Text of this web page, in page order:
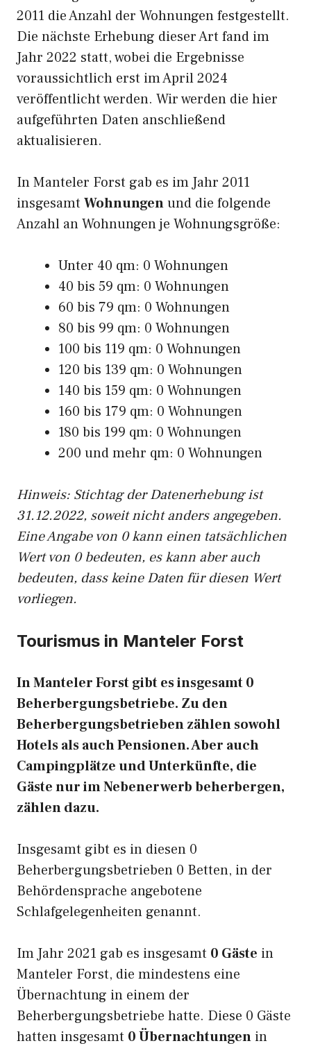
2011 die Anzahl der Wohnungen festgestellt.
Die nächste Erhebung dieser Art fand im
Jahr 2022 statt, wobei die Ergebnisse
voraussichtlich erst im April 2024
veröffentlicht werden. Wir werden die hier
aufgeführten Daten anschließend
aktualisieren.
In Manteler Forst gab es im Jahr 2011
insgesamt Wohnungenund die folgende
Anzahl an Wohnungen je Wohnungsgröße:
Unter 40 qm: 0 Wohnungen
40 bis 59 qm: 0 Wohnungen
60 bis 79 qm: 0 Wohnungen
80 bis 99 qm: 0 Wohnungen
100 bis 119 qm: 0 Wohnungen
120 bis 139 qm: 0 Wohnungen
140 bis 159 qm: 0 Wohnungen
160 bis 179 qm: 0 Wohnungen
180 bis 199 qm: 0 Wohnungen
200 und mehr qm: 0 Wohnungen
Hinweis: Stichtag der Datenerhebung ist
31.12.2022, soweit nicht anders angegeben.
Eine Angabe von 0 kann einen tatsächlichen
Wert von 0 bedeuten, es kann aber auch
bedeuten, dass keine Daten für diesen Wert
vorliegen.
Tourismus in Manteler Forst
In Manteler Forst gibt es insgesamt 0
Beherbergungsbetriebe. Zu den
Beherbergungsbetrieben zählen sowohl
Hotels als auch Pensionen. Aber auch
Campingplätze und Unterkünfte, die
Gäste nur im Nebenerwerb beherbergen,
zählen dazu.
Insgesamt gibt es in diesen 0
Beherbergungsbetrieben 0 Betten, in der
Behördensprache angebotene
Schlafgelegenheiten genannt.
Im Jahr 2021 gab es insgesamt 0 Gäste in
Manteler Forst, die mindestens eine
Übernachtung in einem der
Beherbergungsbetriebe hatte. Diese 0 Gäste
hatten insgesamt 0 Übernachtungen in